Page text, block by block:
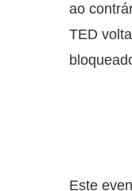
ao
TED
Este